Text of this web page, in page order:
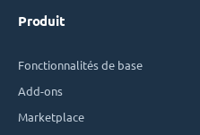
Produit
Fonctionnalités de base
Add-ons
Marketplace